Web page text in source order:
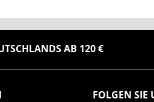
AB 120 €
FOLGEN SIE